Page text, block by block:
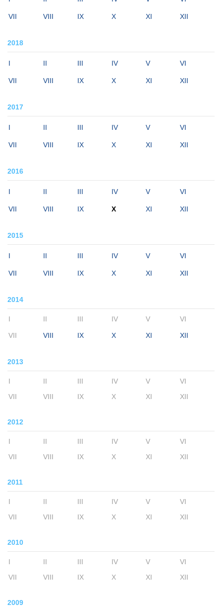
VII VIII IX X XI XII
2018
I II III IV V VI
VII VIII IX X XI XII
2017
I II III IV V VI
VII VIII IX X XI XII
2016
I II III IV V VI
VII VIII IX X XI XII
2015
I II III IV V VI
VII VIII IX X XI XII
2014
I II III IV V VI
VII VIII IX X XI XII
2013
I II III IV V
VI
VII
VIII IX X XI XII
2012
I II III IV V
VI
VII
VIII IX X XI XII
2011
I II III IV V
VI
VII
VIII IX X XI XII
2010
I II III IV V
VI
VII
VIII IX X XI XII
2009